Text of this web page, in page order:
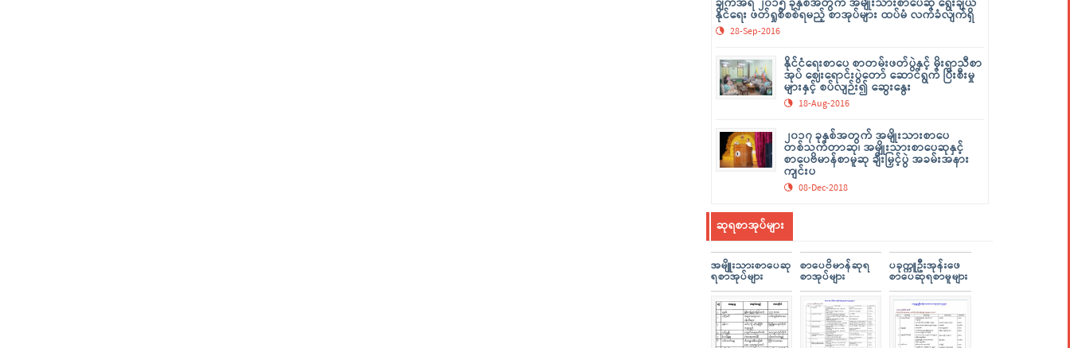
ချက်အရ ၂၀၁၅ ခုနှစ်အတွက် အမျိုးသားစာပေဆု ရွေးချယ်
နိုင်ရေး ဖတ်ရှုစိစစ်ရမည့် စာအုပ်များ ထပ်မံ လက်ခံလျက်ရှိ
28-Sep-2016
နိုင်ငံရေးစာပေ စာတမ်းဖတ်ပွဲနှင့် မိုးရာသီစာ
အုပ် ဈေးရောင်းပွဲတော် ဆောင်ရွက် ပြီးစီးမှု
များနှင့် စပ်လျဉ်း၍ ဆွေးနွေး
18-Aug-2016
၂၀၁၇ ခုနှစ်အတွက် အမျိုးသားစာပေ
တစ်သက်တာဆု၊ အမျိုးသားစာပေဆုနှင့်
စာပေဗိမာန်စာမူဆု ချီးမြှင့်ပွဲ အခမ်းအနား
ကျင်းပ
08-Dec-2018
ဆုရစာအုပ်များ
အမျိူးသားစာပေဆု
ရစာအုပ်များ
စာပေဗိမာန်ဆုရ
စာအုပ်များ
ပခုက္ကူဦးအုန်းဖေ
စာပေဆုရစာမူများ